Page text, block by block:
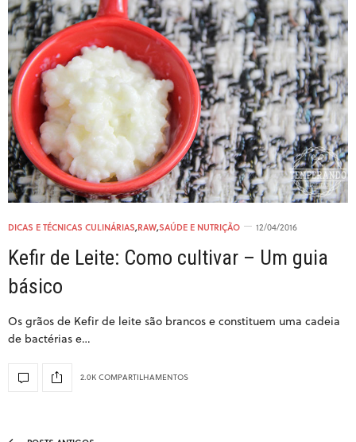
DICAS E TÉCNICAS CULINÁRIAS,RAW,SAÚDE E NUTRIÇÃO 12/04/2016
Kefir de Leite: Como cultivar – Um guia
básico
Os grãos de Kefir de leite são brancos e constituem uma cadeia
de bactérias e…
2.0K COMPARTILHAMENTOS